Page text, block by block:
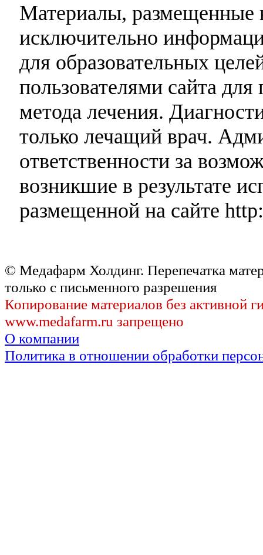
Материалы, размещенные
исключительно
для образовательных
пользователями сайта
метода лечения.
только лечащий врач.
ответственности за
возникшие в результате
размещенной на сайте
© Медафарм Холдинг. Перепечатка
только с письменного разрешения
Копирование материалов без активной
www.medafarm.ru запрещено
О компании
Политика в отношении обработки